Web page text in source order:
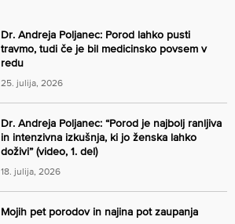
Dr. Andreja Poljanec: Porod lahko pusti
travmo, tudi če je bil medicinsko povsem v
redu
25. julija, 2026
Dr. Andreja Poljanec: “Porod je najbolj ranljiva
in intenzivna izkušnja, ki jo ženska lahko
doživi” (video, 1. del)
18. julija, 2026
Mojih pet porodov in najina pot zaupanja